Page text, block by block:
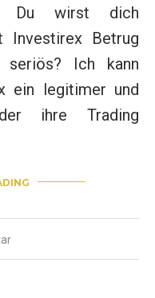
Du wirst dich
Investirex Betrug
seriös? Ich kann
ein legitimer und
ihre Trading